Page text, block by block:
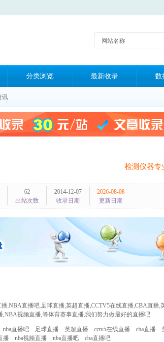
网站名称
分类浏览 最新收录 数
讯
检测仪器专
62
出站次数
2014-12-07
收录日期
2026-08-08
更新日期
,NBA直播吧,足球直播,英超直播,CCTV5在线直播,CBA直播,
,NBA视频直播,等体育赛事直播,我们努力做最好的直播吧
nba直播吧 足球直播 英超直播 cctv5在线直播 cba直播
播 nba视频直播 nba直播吧
cba直播吧